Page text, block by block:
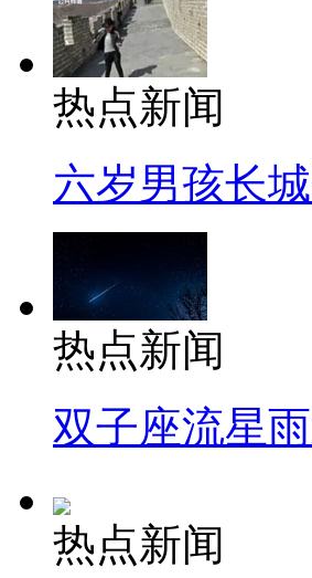
热点新闻
六岁男孩长
热点新闻
双子座流星
热点新闻